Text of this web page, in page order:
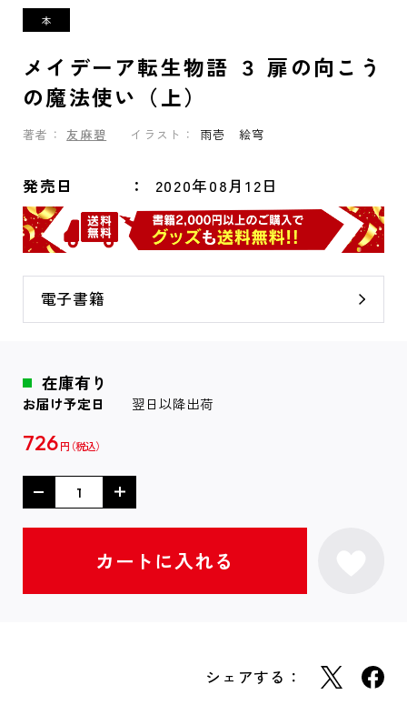
メイデーア転生物語 ３ 扉の向こう
の魔法使い（上）
著者： 友麻碧 イラスト： 雨壱 絵穹
発売日 2020年08月12日
電子書籍
在庫有り
お届け予定日 翌日以降出荷
726 円
シェアする：